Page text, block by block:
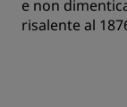
e non
risalente al